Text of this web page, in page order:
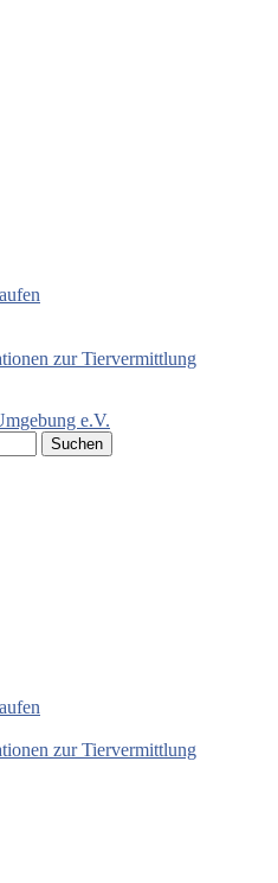
zur Tiervermittlung
Hagen und
zur Tiervermittlung